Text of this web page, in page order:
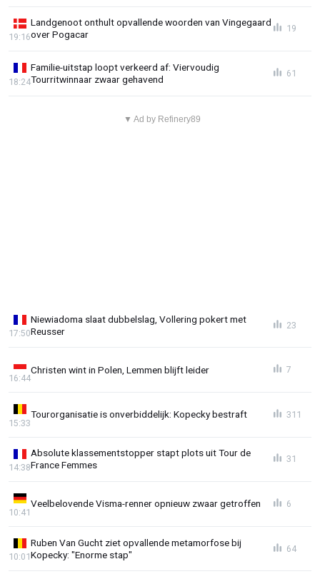
Landgenoot onthult opvallende woorden van Vingegaard
over Pogacar
19:16
19
Familie-uitstap loopt verkeerd af: Viervoudig
Tourritwinnaar zwaar gehavend
18:24
61
▼ Ad by Refinery89
Niewiadoma slaat dubbelslag, Vollering pokert met
Reusser
17:50
23
Christen wint in Polen, Lemmen blijft leider
16:44
7
Tourorganisatie is onverbiddelijk: Kopecky bestraft
15:33
311
Absolute klassementstopper stapt plots uit Tour de
France Femmes
14:38
31
Veelbelovende Visma-renner opnieuw zwaar getroffen
10:41
6
Ruben Van Gucht ziet opvallende metamorfose bij
Kopecky: "Enorme stap"
10:01
64